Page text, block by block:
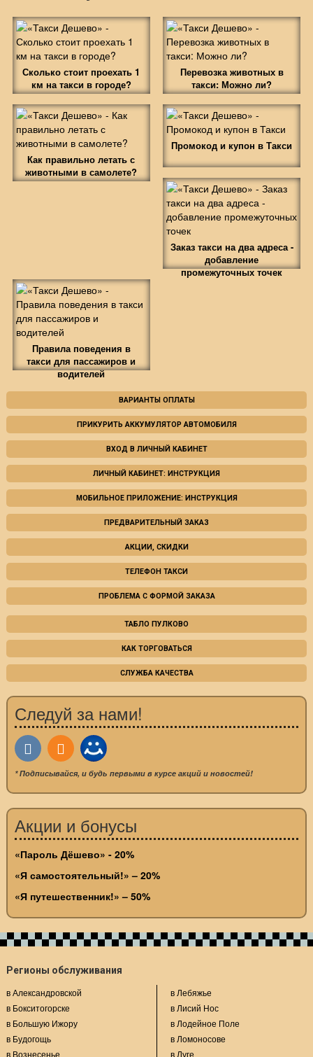
Сколько стоит проехать 1
км на такси в городе?
Перевозка животных в
такси: Можно ли?
Как правильно летать с
животными в самолете?
Промокод и купон в Такси
Заказ такси на два адреса -
добавление
промежуточных точек
Правила поведения в
такси для пассажиров и
водителей
ВАРИАНТЫ ОПЛАТЫ
ПРИКУРИТЬ АККУМУЛЯТОР АВТОМОБИЛЯ
ВХОД В ЛИЧНЫЙ КАБИНЕТ
ЛИЧНЫЙ КАБИНЕТ: ИНСТРУКЦИЯ
МОБИЛЬНОЕ ПРИЛОЖЕНИЕ: ИНСТРУКЦИЯ
ПРЕДВАРИТЕЛЬНЫЙ ЗАКАЗ
АКЦИИ, СКИДКИ
ТЕЛЕФОН ТАКСИ
ПРОБЛЕМА С ФОРМОЙ ЗАКАЗА
ТАБЛО ПУЛКОВО
КАК ТОРГОВАТЬСЯ
СЛУЖБА КАЧЕСТВА
Следуй за нами!
* Подписывайся, и будь первыми в курсе акций и новостей!
Акции и бонусы
«Пароль Дёшево» - 20%
«Я самостоятельный!» – 20%
«Я путешественник!» – 50%
Регионы обслуживания
в Александровской
в Бокситогорске
в Большую Ижору
в Будогощь
в Вознесенье
в Лебяжье
в Лисий Нос
в Лодейное Поле
в Ломоносове
в Луге